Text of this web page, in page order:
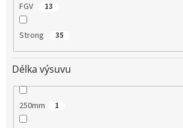
FGV 13
Strong 35
Délka výsuvu
250mm 1